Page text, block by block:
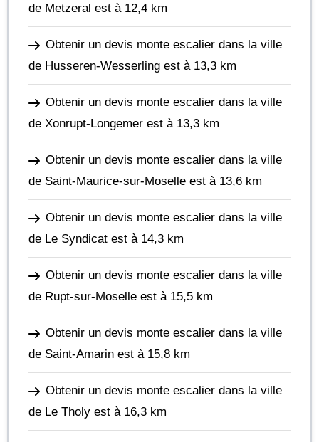
de Metzeral est à 12,4 km
Obtenir un devis monte escalier dans la ville
de Husseren-Wesserling est à 13,3 km
Obtenir un devis monte escalier dans la ville
de Xonrupt-Longemer est à 13,3 km
Obtenir un devis monte escalier dans la ville
de Saint-Maurice-sur-Moselle est à 13,6 km
Obtenir un devis monte escalier dans la ville
de Le Syndicat est à 14,3 km
Obtenir un devis monte escalier dans la ville
de Rupt-sur-Moselle est à 15,5 km
Obtenir un devis monte escalier dans la ville
de Saint-Amarin est à 15,8 km
Obtenir un devis monte escalier dans la ville
de Le Tholy est à 16,3 km